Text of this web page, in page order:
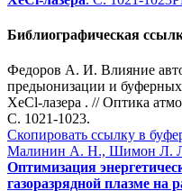
Библиографическая
Федоров А. И. Влияние
предыонизации и
XeCl-лазера . // Оптика
С. 1021-1023.
Скопировать ссылку в
Малинин А. Н., Шимон Л.
Оптимизация
газоразрядной плазме на